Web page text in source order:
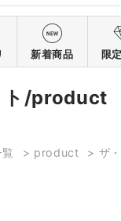
新着商品 限
ト/product
> product > ザ